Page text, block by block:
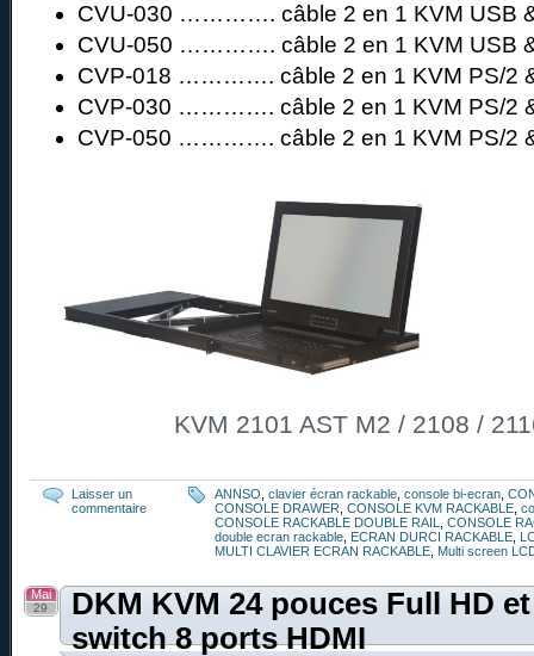
CVU-030 …………. câble 2 en 1 KVM USB
CVU-050 …………. câble 2 en 1 KVM USB
CVP-018 …………. câble 2 en 1 KVM PS/2
CVP-030 …………. câble 2 en 1 KVM PS/2
CVP-050 …………. câble 2 en 1 KVM PS/2
KVM 2101 AST M2 / 2108 /
Laisser un
commentaire
ANNSO clavier écran rackable console bi-ecran
CONSOLE DRAWER CONSOLE KVM RACKABLE
CONSOLE RACKABLE DOUBLE RAIL
CONSOLE
double ecran rackable ECRAN DURCI RACKABLE
MULTI CLAVIER ECRAN RACKABLE Multi screen
DKM KVM 24 pouces Full HD
switch 8 ports HDMI
Mai
29